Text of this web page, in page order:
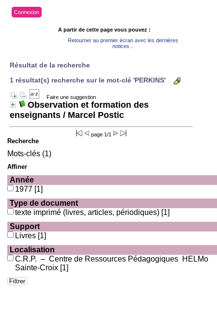
Connexion
A partir de cette page vous pouvez :
Retourner au premier écran avec les dernières
notices...
Résultat de la recherche
1 résultat(s) recherche sur le mot-clé 'PERKINS'
Faire une suggestion
Observation et formation des
enseignants / Marcel Postic
page 1/1
Recherche
Mots-clés (1)
Affiner
Année
1977 [1]
Type de document
texte imprimé (livres, articles, périodiques) [1]
Support
Livres [1]
Localisation
C.R.P. – Centre de Ressources Pédagogiques HELMo
Sainte-Croix [1]